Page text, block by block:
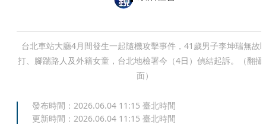
台北車站大廳4月間發生一起隨機攻擊事件，41歲男子李坤瑞無故
打、腳踹路人及外籍女童，台北地檢署今（4日）偵結起訴。（翻攝
面）
發布時間： 2026.06.04 11:15 臺北時間
更新時間： 2026.06.04 11:15 臺北時間